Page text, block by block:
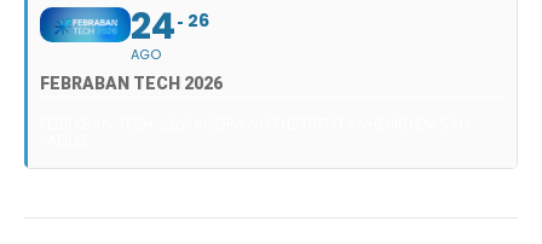
24
AGO
26
FEBRABAN TECH 2026